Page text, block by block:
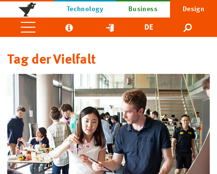
Technology Business Design
DE
Tag der Vielfalt